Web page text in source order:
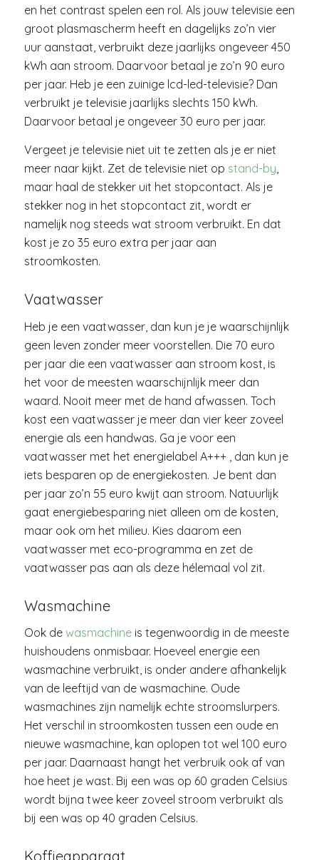
en het contrast spelen een rol. Als jouw televisie een
groot plasmascherm heeft en dagelijks zo’n vier
uur aanstaat, verbruikt deze jaarlijks ongeveer 450
kWh aan stroom. Daarvoor betaal je zo’n 90 euro
per jaar. Heb je een zuinige lcd-led-televisie? Dan
verbruikt je televisie jaarlijks slechts 150 kWh.
Daarvoor betaal je ongeveer 30 euro per jaar.
Vergeet je televisie niet uit te zetten als je er niet
meer naar kijkt. Zet de televisie niet op stand-by
maar haal de stekker uit het stopcontact. Als je
stekker nog in het stopcontact zit, wordt er
namelijk nog steeds wat stroom verbruikt. En dat
kost je zo 35 euro extra per jaar aan
stroomkosten.
Vaatwasser
Heb je een vaatwasser, dan kun je je waarschijnlijk
geen leven zonder meer voorstellen. Die 70 euro
per jaar die een vaatwasser aan stroom kost, is
het voor de meesten waarschijnlijk meer dan
waard. Nooit meer met de hand afwassen. Toch
kost een vaatwasser je meer dan vier keer zoveel
energie als een handwas. Ga je voor een
vaatwasser met het energielabel A+++ , dan kun je
iets besparen op de energiekosten. Je bent dan
per jaar zo’n 55 euro kwijt aan stroom. Natuurlijk
gaat energiebesparing niet alleen om de kosten,
maar ook om het milieu. Kies daarom een
vaatwasser met eco-programma en zet de
vaatwasser pas aan als deze hélemaal vol zit.
Wasmachine
Ook de wasmachineis tegenwoordig in de meeste
huishoudens onmisbaar. Hoeveel energie een
wasmachine verbruikt, is onder andere afhankelijk
van de leeftijd van de wasmachine. Oude
wasmachines zijn namelijk echte stroomslurpers.
Het verschil in stroomkosten tussen een oude en
nieuwe wasmachine, kan oplopen tot wel 100 euro
per jaar. Daarnaast hangt het verbruik ook af van
hoe heet je wast. Bij een was op 60 graden Celsius
wordt bijna twee keer zoveel stroom verbruikt als
bij een was op 40 graden Celsius.
Koffieapparaat